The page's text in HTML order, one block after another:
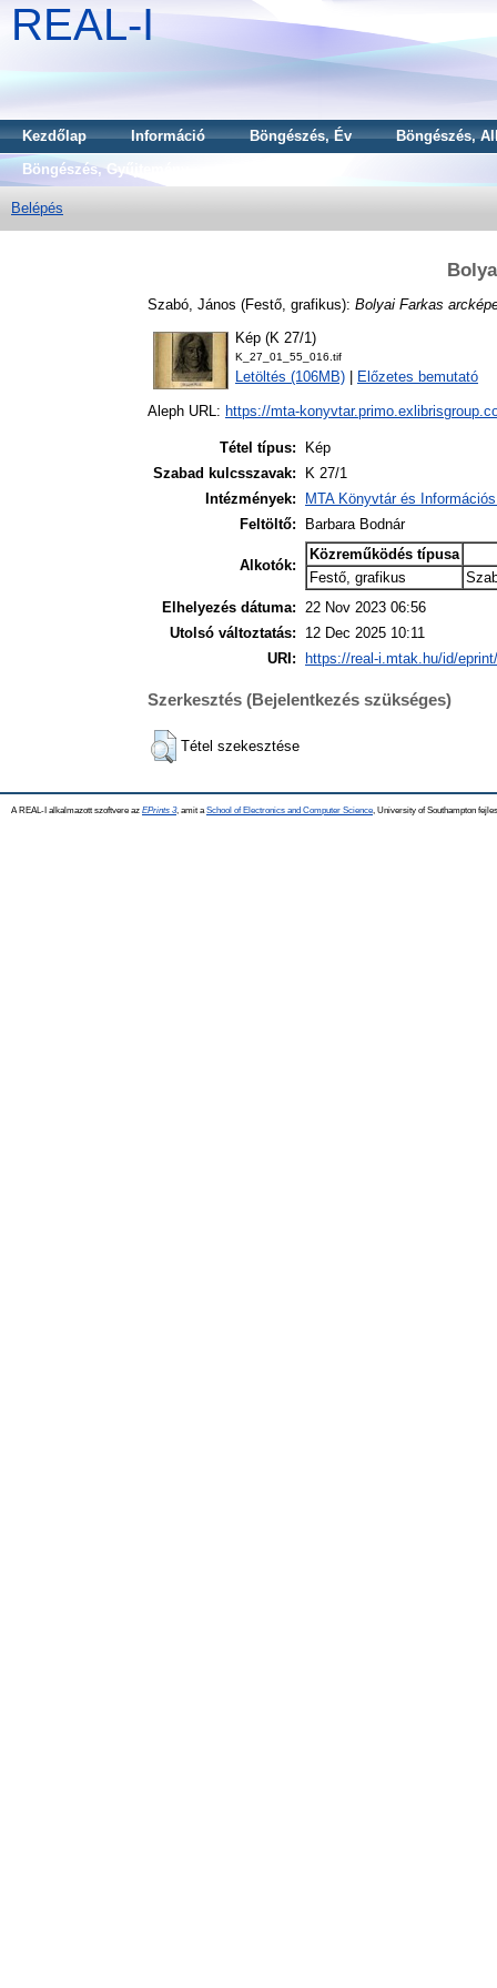
REAL-I
Kezdőlap Információ Böngészés, Év
Böngészés,
Böngészés, Gyűjtemény
Belépés
Szabó, János (Festő, grafikus): Bolyai Farkas
Kép (K 27/1)
K_27_01_55_016.tif
Letöltés (106MB) Előzetes bemutató
Aleph URL: https://mta-
Tétel típus:
Kép
Szabad kulcsszavak:
K 27/1
Intézmények:
MTA Könyvtár és
Feltöltő:
Barbara Bodnár
Alkotók:
Közreműködés típusa
Festő, grafikus
Elhelyezés dátuma: 22 Nov 2023 06:56
Utolsó változtatás:
12 Dec 2025 10:11
URI:
https://real-i.mtak.hu/id/
Szerkesztés (Bejelentkezés szükséges)
Tétel szekesztése
A REAL-I alkalmazott szoftvere az EPrints 3, amit a School of Electronics and Computer Science , University of Southampton